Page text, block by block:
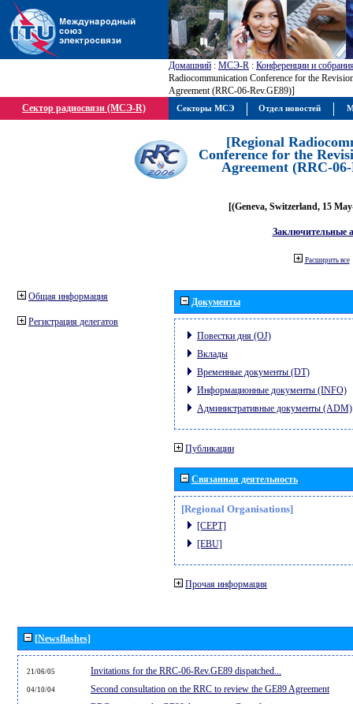
Домашний : МСЭ-R : Конференции и
Radiocommunication Conference for the
Agreement (RRC-06-Rev.GE89)]
Сектор радиосвязи (МСЭ-R)
[Regional
Conference for the
Agreement (RRC-
[(Geneva, Switzerland, 15
Заключительные
Расширить все
Общая информация
Регистрация делегатов
Документы
Повестки дня (OJ)
Вклады
Временные документы (DT)
Информационные документы (INFO)
Административные документы (ADM)
Публикации
Связанная деятельность
[Regional Organisations]
[CEPT]
[EBU]
Прочая информация
[Newsflashes]
21/06/05 Invitations for the RRC-06-Rev.GE89 dispatched...
04/10/04 Second consultation on the RRC to review the GE89 Agreement
Секторы МСЭ Отдел новостей